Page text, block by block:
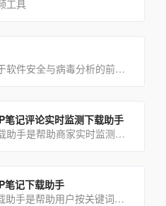
工具
吾爱破解论坛致力于软件安全与病毒分析的前沿，丰富的技术版块交相辉映，由无数热衷于软件加密解密及反病毒爱好者共同[…]
笔记评论实时监测下载助手
小红书评论监测下载助手是帮助商家实时监测最新的潜在用户评论的工具，商家使用本工具可及时有效的第一时间获取同行及自己发布软文所吸引到的潜在用户。
笔记下载助手
小红书APP笔记下载助手是帮助用户按关键词搜索采集并下载达人笔记的一款工具软件。用户只需在软件当中输入想要查[…]